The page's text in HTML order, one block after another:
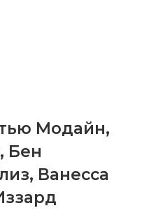
Модайн,
, Бен
, Ванесса